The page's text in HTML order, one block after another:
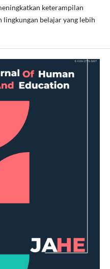
keterampilan
lingkungan belajar yang lebih